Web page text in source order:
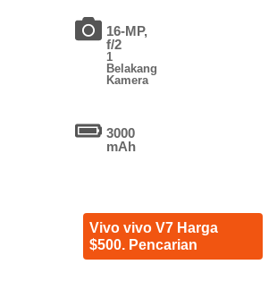
16-MP,
f/2
1
Belakang
Kamera
3000
mAh
Vivo vivo V7 Harga
$500. Pencarian